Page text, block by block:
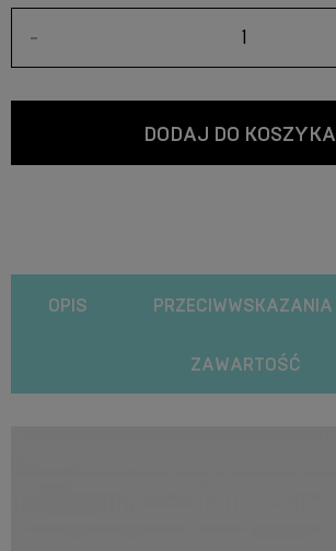
-
DODAJ DO KOSZYKA
OPIS PRZECIWWSKAZANIA
ZAWARTOŚĆ